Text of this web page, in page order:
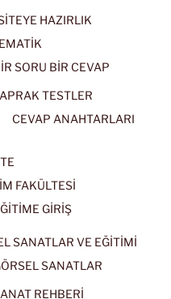
HAZIRLIK
SORU BİR CEVAP
TESTLER
CEVAP ANAHTARLARI
FAKÜLTESİ
GİRİŞ
SANATLAR VE EĞİTİMİ
SANATLAR
REHBERİ